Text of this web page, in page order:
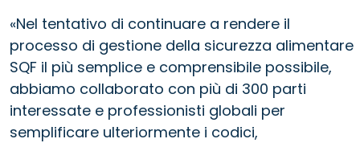
«Nel tentativo di continuare a rendere il
processo di gestione della sicurezza alimentare
SQF il più semplice e comprensibile possibile,
abbiamo collaborato con più di 300 parti
interessate e professionisti globali per
semplificare ulteriormente i codici,